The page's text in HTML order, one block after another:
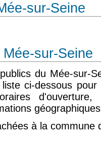
sur-Seine
sur-Seine
du Mée-sur-
ci-dessous
à la commune